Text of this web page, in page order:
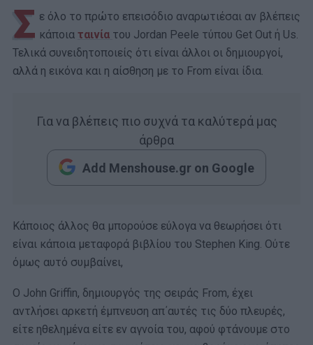
Σ ε όλο το πρώτο επεισόδιο αναρωτιέσαι αν βλέπεις
κάποια ταινία του Jordan Peele τύπου Get Out ή Us.
Τελικά συνειδητοποιείς ότι είναι άλλοι οι δημιουργοί,
αλλά η εικόνα και η αίσθηση με το From είναι ίδια.
Για να βλέπεις πιο συχνά τα καλύτερά μας
άρθρα
Add Menshouse.gr on Google
Κάποιος άλλος θα μπορούσε εύλογα να θεωρήσει ότι
είναι κάποια μεταφορά βιβλίου του Stephen King. Ούτε
όμως αυτό συμβαίνει,
Ο John Griffin, δημιουργός της σειράς From, έχει
αντλήσει αρκετή έμπνευση απ΄αυτές τις δύο πλευρές,
είτε ηθελημένα είτε εν αγνοία του, αφού φτάνουμε στο